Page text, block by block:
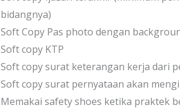
bidangnya)
Soft Copy Pas photo dengan
Soft copy KTP
Soft copy surat keterangan kerja dari
Soft copy surat pernyataan akan
Memakai safety shoes ketika praktek